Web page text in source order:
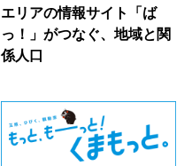
エリアの情報サイト「ば
っ！」がつなぐ、地域と関
係人口